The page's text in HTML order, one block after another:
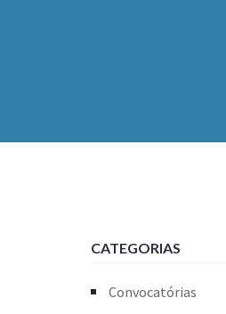
CATEGORIAS
Convocatórias